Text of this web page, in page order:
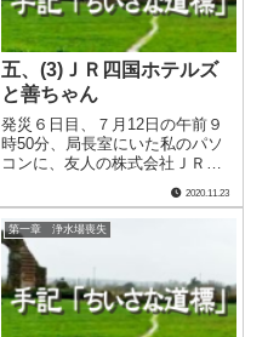
五、(3)ＪＲ四国ホテルズ
と善ちゃん
発災６日目、７月12日の午前９
時50分、局長室にいた私のパソ
コンに、友人の株式会社ＪＲ四
メールが入りました。 中学の
時には、クラスが違えどよく一
緒に遊んでいた仲です。私が今
でも「善」「善ちゃん」などと
呼ぶ彼は、頭.....
2020.11.23
第一章 浄水場喪失